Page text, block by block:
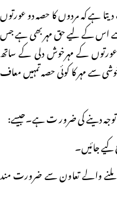
ہے کہ مردوں کا حصہ دو عورتوں
اس کے لیے حق مہر بھی ہے جس
کے مہرخوش دلی کے ساتھ
سے مہر کا کوئی حصہ تمہیں معاف
دینے کی ضرور ت ہے۔جیسے:
ملنے والے تعاون سے ضرورت مند